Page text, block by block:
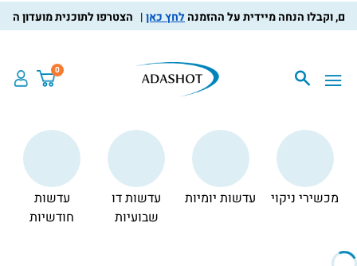
לחץ כאן הצטרפו לתוכנית מועדון הלקוחות,
0
מכשירי ניקוי עדשות יומיות
עדשות דו
שבועיות
עדשות
חודשיות